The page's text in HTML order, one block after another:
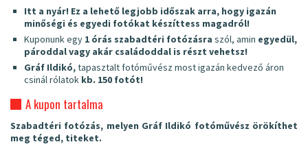
Itt a nyár! Ez a lehető legjobb időszak arra, hogy igazán
minőségi és egyedi fotókat készíttess magadról!
Kuponunk egy 1 órás szabadtéri fotózásra szól, amin egyedül,
pároddal vagy akár családoddal is részt vehetsz!
Gráf Ildikó,tapasztalt fotóművész most igazán kedvező áron
csinál rólatok kb. 150 fotót!
A kupon tartalma
Szabadtéri fotózás, melyen Gráf Ildikó fotóművész örökíthet
meg téged, titeket.